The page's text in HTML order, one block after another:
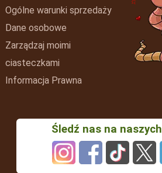
Ogólne warunki sprzedaży
Dane osobowe
Zarządzaj moimi
ciasteczkami
Informacja Prawna
Śledź nas na